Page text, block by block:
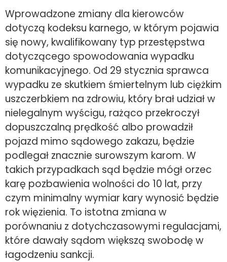
Wprowadzone zmiany dla kierowców
dotyczą kodeksu karnego, w którym pojawia
się nowy, kwalifikowany typ przestępstwa
dotyczącego spowodowania wypadku
komunikacyjnego. Od 29 stycznia sprawca
wypadku ze skutkiem śmiertelnym lub ciężkim
uszczerbkiem na zdrowiu, który brał udział w
nielegalnym wyścigu, rażąco przekroczył
dopuszczalną prędkość albo prowadził
pojazd mimo sądowego zakazu, będzie
podlegał znacznie surowszym karom. W
takich przypadkach sąd będzie mógł orzec
karę pozbawienia wolności do 10 lat, przy
czym minimalny wymiar kary wynosić będzie
rok więzienia. To istotna zmiana w
porównaniu z dotychczasowymi regulacjami,
które dawały sądom większą swobodę w
łagodzeniu sankcji.